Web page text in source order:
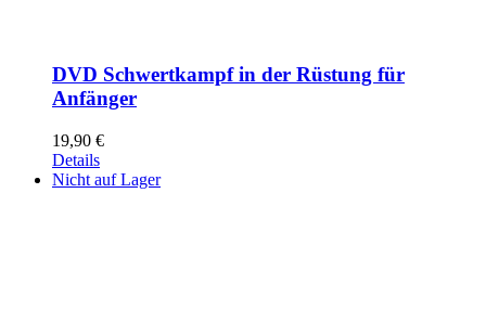
DVD Schwertkampf in der Rüstung für
Anfänger
19,90 €
Details
Nicht auf Lager